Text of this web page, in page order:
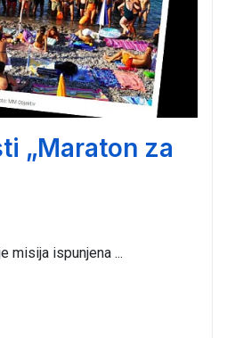
„Maraton za
misija ispunjena ...